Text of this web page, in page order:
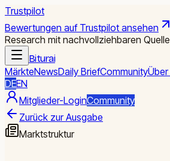
Trustpilot
Bewertungen auf Trustpilot ansehen
Research mit nachvollziehbaren
Biturai
MärkteNewsDaily BriefCommunityÜber
DEEN
Mitglieder-LoginCommunity
Zurück zur Ausgabe
Marktstruktur